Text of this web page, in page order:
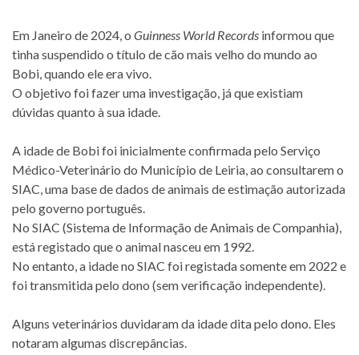
Em Janeiro de 2024, o Guinness World Records informou que
tinha suspendido o título de cão mais velho do mundo ao
Bobi, quando ele era vivo.
O objetivo foi fazer uma investigação, já que existiam
dúvidas quanto à sua idade.
A idade de Bobi foi inicialmente confirmada pelo Serviço
Médico-Veterinário do Município de Leiria, ao consultarem o
SIAC, uma base de dados de animais de estimação autorizada
pelo governo português.
No SIAC (Sistema de Informação de Animais de Companhia),
está registado que o animal nasceu em 1992.
No entanto, a idade no SIAC foi registada somente em 2022 e
foi transmitida pelo dono (sem verificação independente).
Alguns veterinários duvidaram da idade dita pelo dono. Eles
notaram algumas discrepâncias.